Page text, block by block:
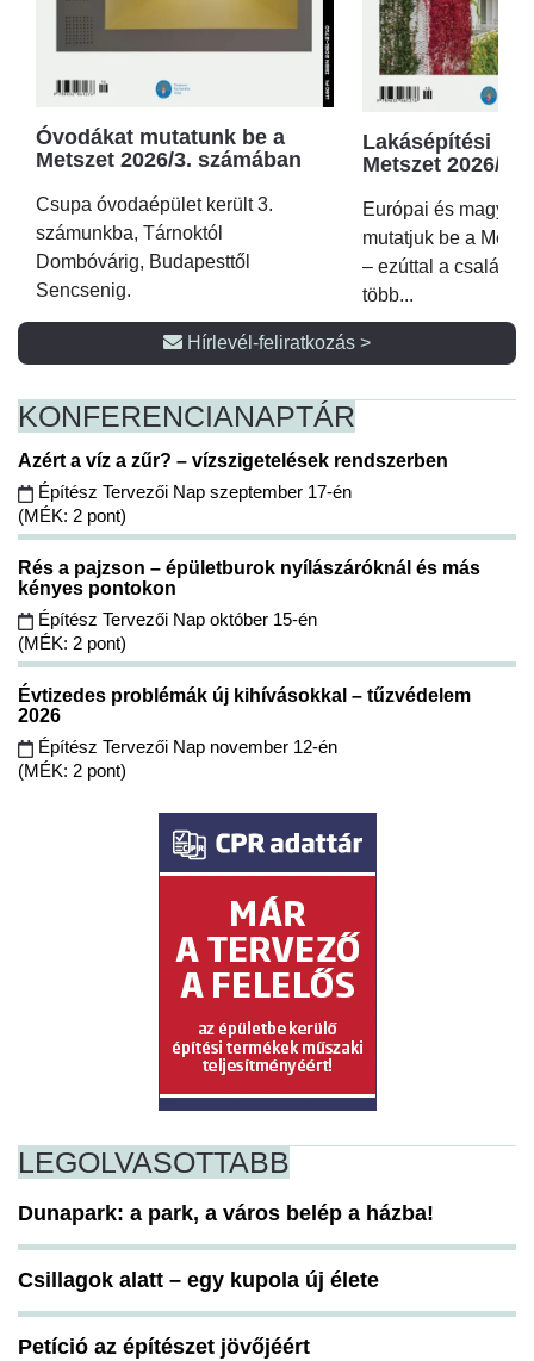
Óvodákat mutatunk be a
Metszet 2026/3. számában
Csupa óvodaépület került 3.
számunkba, Tárnoktól
Dombóvárig, Budapesttől
Sencsenig.
Lakásépítési
Metszet 2026/2.
Európai és magyar
mutatjuk be a
– ezúttal a családi
több...
Hírlevél-feliratkozás >
KONFERENCIANAPTÁR
Azért a víz a zűr? – vízszigetelések rendszerben
Építész Tervezői Nap szeptember 17-én
(MÉK: 2 pont)
Rés a pajzson – épületburok nyílászáróknál és más
kényes pontokon
Építész Tervezői Nap október 15-én
(MÉK: 2 pont)
Évtizedes problémák új kihívásokkal – tűzvédelem
2026
Építész Tervezői Nap november 12-én
(MÉK: 2 pont)
LEGOLVASOTTABB
Dunapark: a park, a város belép a házba!
Csillagok alatt – egy kupola új élete
Petíció az építészet jövőjéért